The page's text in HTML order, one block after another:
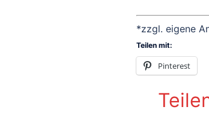
*zzgl. eigene
Teilen mit:
Pinterest